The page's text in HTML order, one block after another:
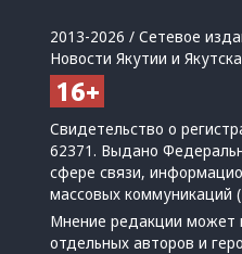
2013-2026 / Сетевое
Новости Якутии и Якутска
Свидетельство о
62371. Выдано
сфере связи,
массовых коммуникаций
Мнение редакции может
отдельных авторов и